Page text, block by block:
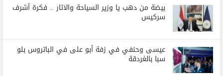
بيضة من دهب يا وزير السياحة والاثار .. فكرة أشرف
سركيس
عيسى وحنفي في زفة أبو على في الباتروس بلو
سبا بالغردقة